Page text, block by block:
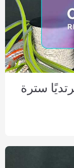
سترة